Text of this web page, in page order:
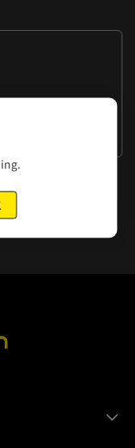
結局，不然會等得
有人嗎？人呢？
14